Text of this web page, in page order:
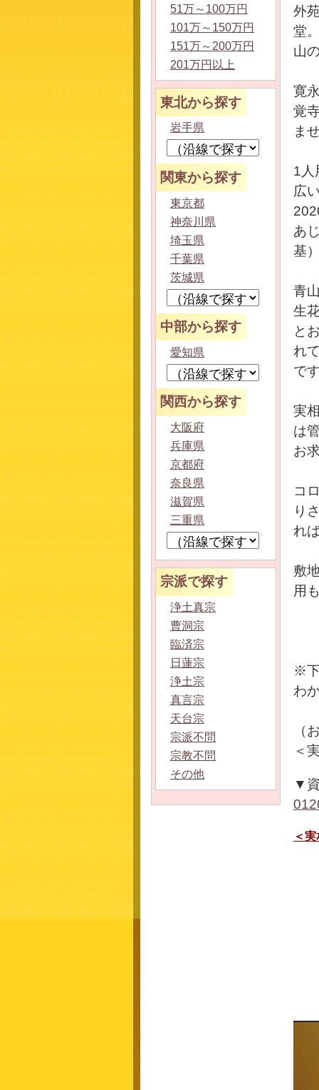
外
堂
山
寛
覚
ま
1人
広
あ
基
青
生
と
れ
で
実
は
お
コ
り
れ
敷
用
※下
わ
（
＜
▼
＜
51万～100万円
101万～150万円
151万～200万円
201万円以上
東北から探す
岩手県
関東から探す
東京都
神奈川県
埼玉県
千葉県
茨城県
中部から探す
愛知県
関西から探す
大阪府
兵庫県
京都府
奈良県
滋賀県
三重県
宗派で探す
浄土真宗
曹洞宗
臨済宗
日蓮宗
浄土宗
真言宗
天台宗
宗派不問
宗教不問
その他